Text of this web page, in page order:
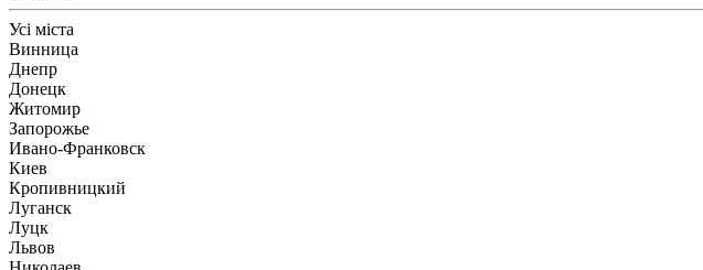
Усі міста
Винница
Днепр
Донецк
Житомир
Запорожье
Ивано-Франковск
Киев
Кропивницкий
Луганск
Луцк
Львов